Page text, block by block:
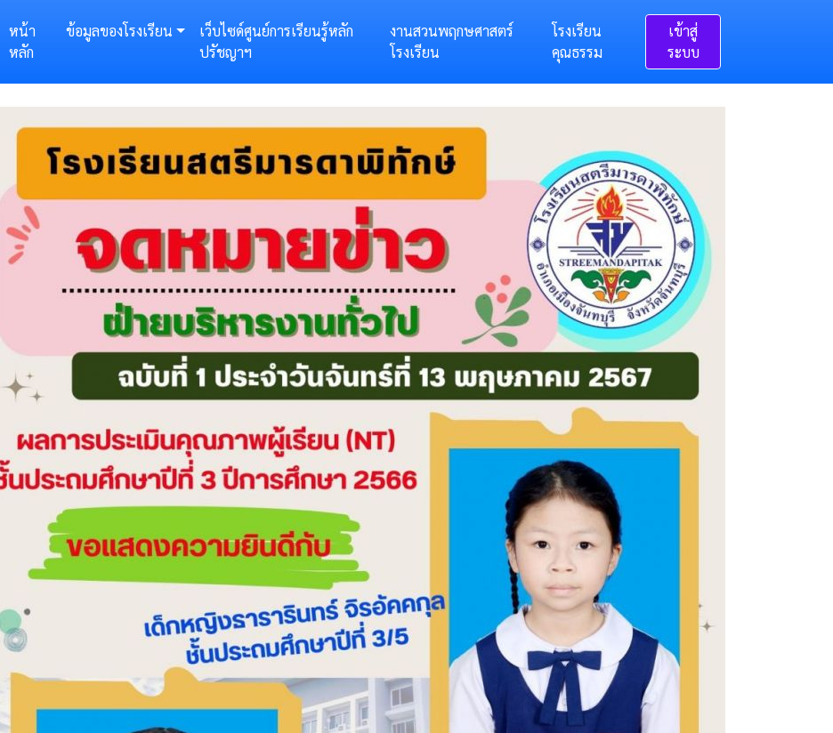
หน้า
หลัก
ข้อมูลของโรงเรียน
เว็บไซด์ศูนย์การเรียนรู้หลัก
ปรัชญาฯ
งานสวนพฤกษศาสตร์
โรงเรียน
โรงเรียน
คุณธรรม
เข้าสู่
ระบบ